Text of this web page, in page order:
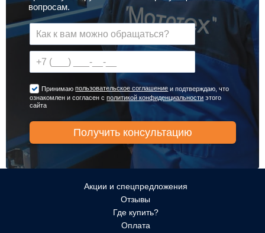
вопросам.
Принимаюпользовательское соглашение и подтверждаю, что
ознакомлен и согласен сполитикой конфиденциальности этого
сайта
Акции и спецпредложения
Отзывы
Где купить?
Оплата